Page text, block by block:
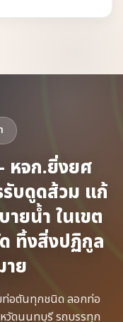
หจก.ยิ่งยศ
รับดูดส้วม แก้
ยน้ำ ในเขต
ทิ้งสิ่งปฏิกูล
ย
ท่อตันทุกชนิด​ ลอกท่อ
หวัดนนทบุรี รถบรรทุก